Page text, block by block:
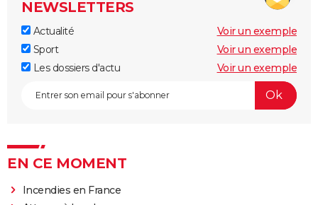
NEWSLETTERS
Actualité
Voir un exemple
Sport
Voir un exemple
Les dossiers d'actu
Voir un exemple
EN CE MOMENT
Incendies en France